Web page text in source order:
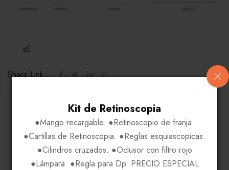
Kit de Retinoscopia
●Mango recargable. ●Retinoscopio de franja.
●Cartillas de Retinoscopia. ●Reglas esquiascopicas.
●Cilindros cruzados. ●Oclusor con filtro rojo
●Lámpara. ●Regla para Dp. PRECIO ESPECIAL
Share Link:
INFORMACIÓN ADICIONAL
MEDIDAS H53-V35-P16-VA135